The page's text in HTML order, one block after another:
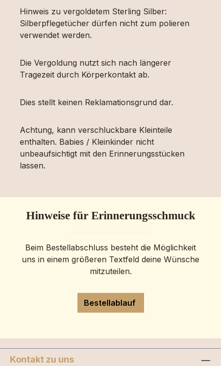
Hinweis zu vergoldetem Sterling Silber:
Silberpflegetücher dürfen nicht zum polieren
verwendet werden.
Die Vergoldung nutzt sich nach längerer
Tragezeit durch Körperkontakt ab.
Dies stellt keinen Reklamationsgrund dar.
Achtung, kann verschluckbare Kleinteile
enthalten. Babies / Kleinkinder nicht
unbeaufsichtigt mit den Erinnerungsstücken
lassen.
Hinweise für Erinnerungsschmuck
Beim Bestellabschluss besteht die Möglichkeit
uns in einem größeren Textfeld deine Wünsche
mitzuteilen.
Bestellablauf
Kontakt zu uns